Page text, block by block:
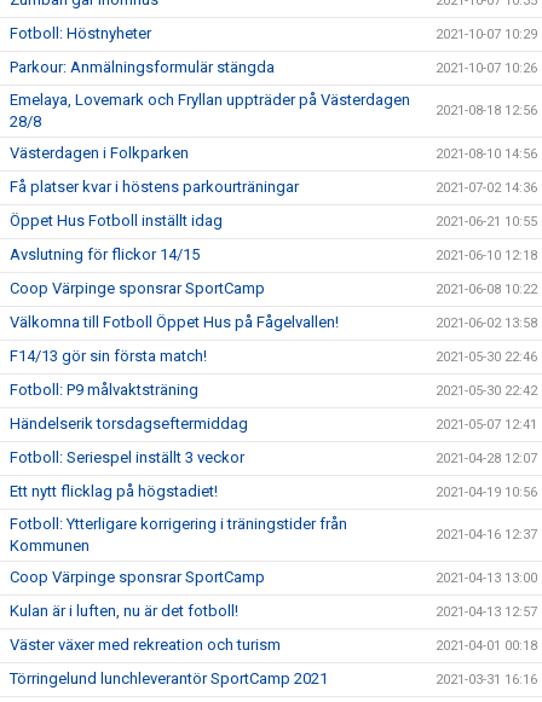
Fotboll: Höstnyheter 2021-10-07 10:29
Parkour: Anmälningsformulär stängda 2021-10-07 10:26
Emelaya, Lovemark och Fryllan uppträder på Västerdagen
28/8
2021-08-18 12:56
Västerdagen i Folkparken 2021-08-10 14:56
Få platser kvar i höstens parkourträningar 2021-07-02 14:36
Öppet Hus Fotboll inställt idag 2021-06-21 10:55
Avslutning för flickor 14/15 2021-06-10 12:18
Coop Värpinge sponsrar SportCamp 2021-06-08 10:22
Välkomna till Fotboll Öppet Hus på Fågelvallen! 2021-06-02 13:58
F14/13 gör sin första match! 2021-05-30 22:46
Fotboll: P9 målvaktsträning 2021-05-30 22:42
Händelserik torsdagseftermiddag 2021-05-07 12:41
Fotboll: Seriespel inställt 3 veckor 2021-04-28 12:07
Ett nytt flicklag på högstadiet! 2021-04-19 10:56
Fotboll: Ytterligare korrigering i träningstider från
Kommunen
2021-04-16 12:37
Coop Värpinge sponsrar SportCamp 2021-04-13 13:00
Kulan är i luften, nu är det fotboll! 2021-04-13 12:57
Väster växer med rekreation och turism 2021-04-01 00:18
Törringelund lunchleverantör SportCamp 2021 2021-03-31 16:16